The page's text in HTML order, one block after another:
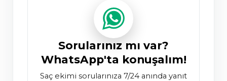
Sorularınız mı var?
WhatsApp'ta konuşalım!
saç ekimi sorularınıza 7/24 anında yanıt